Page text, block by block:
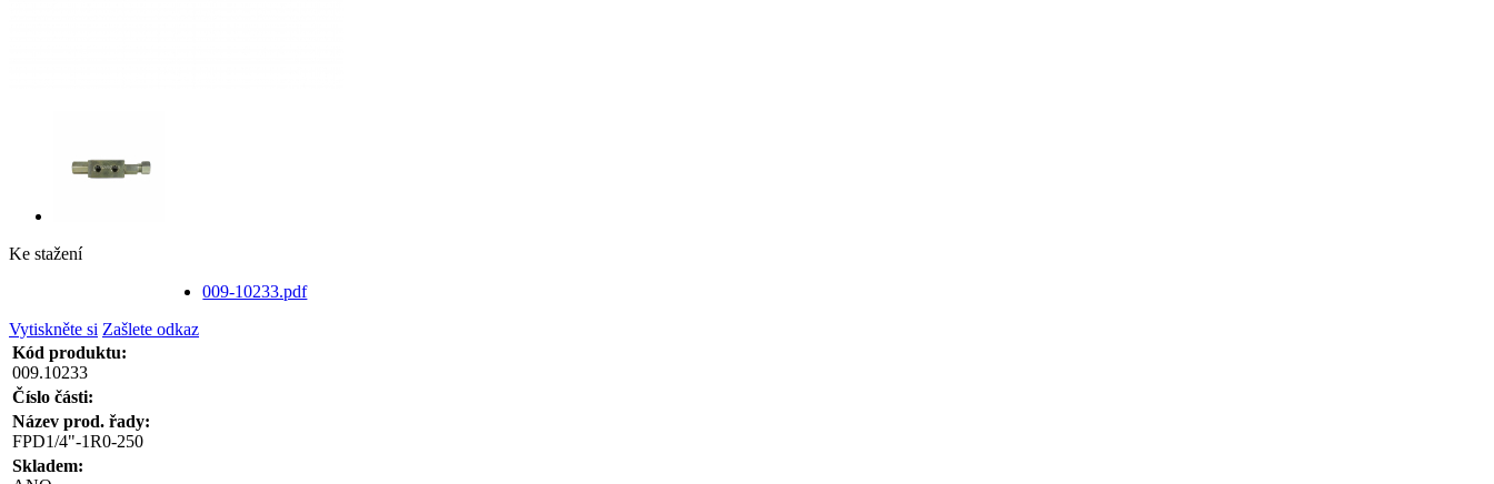
Ke stažení
009-10233.pdf
Vytiskněte si Zašlete odkaz
Kód produktu:
009.10233
Číslo části:
Název prod. řady:
FPD1/4"-1R0-250
Skladem: